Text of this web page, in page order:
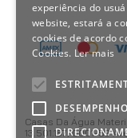
Casas Da Água
13.501.187/0001-59
experiência do
website, estará a
cookies de acordo
Cookies. Ler mais
DESEMPENHO